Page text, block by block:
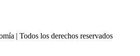
| Todos los derechos reservados